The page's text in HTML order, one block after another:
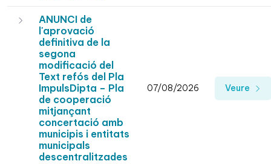
ANUNCI de
l'aprovació
definitiva de la
segona
modificació del
Text refós del Pla
ImpulsDipta – Pla
de cooperació
mitjançant
concertació amb
municipis i entitats
municipals
descentralitzades
07/08/2026 Veure